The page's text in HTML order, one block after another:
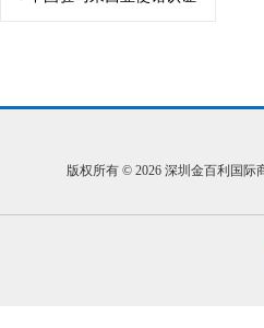
版权所有 © 2026 深圳金百利国